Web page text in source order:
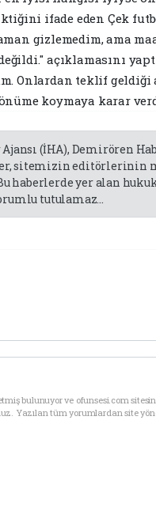
ifade eden Çek
gizlemedim, ama
açıklamasını
Onlardan teklif geldiği
koymaya karar
(İHA), Demirören
sitemizin editörlerinin
haberlerde yer alan
tutulamaz...
bulunuyor ve ofunsesi.com
Yazılan tüm yorumlardan site